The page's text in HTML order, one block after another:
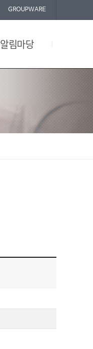
GROUPWARE
알림마당